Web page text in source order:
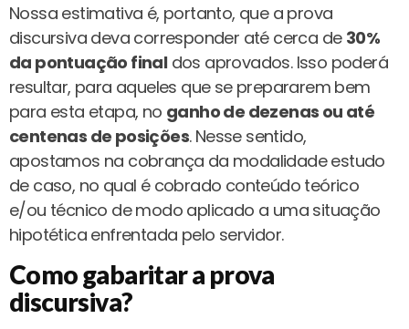
Nossa estimativa é, portanto, que a prova
discursiva deva corresponder até cerca de 30%
da pontuação finaldos aprovados. Isso poderá
resultar, para aqueles que se prepararem bem
para esta etapa, no ganho de dezenas ou até
centenas de posições. Nesse sentido,
apostamos na cobrança da modalidade estudo
de caso, no qual é cobrado conteúdo teórico
e/ou técnico de modo aplicado a uma situação
hipotética enfrentada pelo servidor.
Como gabaritar a prova
discursiva?